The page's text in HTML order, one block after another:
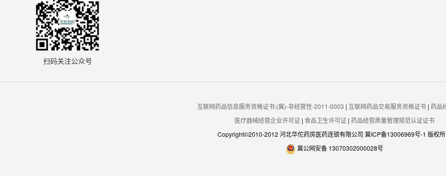
扫码关注公众号
互联网药品信息服务资格证书:(冀)-非经营性-2011-0003 | 互联网药品交易服务资格证书| 药品
医疗器械经营企业许可证 | 食品卫生许可证 | 药品经营质量管理规范认证证书
Copyright©2010-2012 河北华佗药房医药连锁有限公司 冀ICP备13006969号-1 版权
冀公网安备 13070302000028号